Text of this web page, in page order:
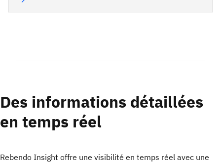
Des informations détaillées
en temps réel
Rebendo Insight offre une visibilité en temps réel avec une